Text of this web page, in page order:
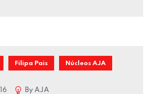
Filipa Pais Núcleos AJA
ByAJA